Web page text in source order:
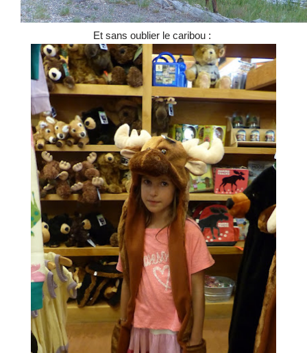
Et sans oublier le caribou :